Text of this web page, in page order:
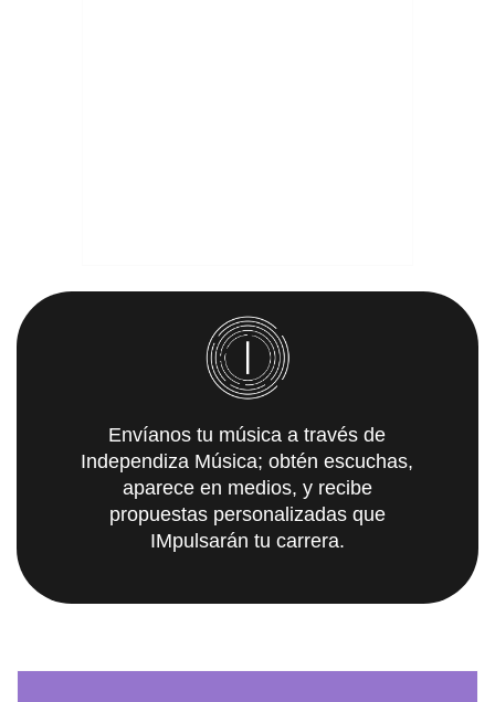
Envíanos tu música a través de
Independiza Música; obtén escuchas,
aparece en medios, y recibe
propuestas personalizadas que
IMpulsarán tu carrera.